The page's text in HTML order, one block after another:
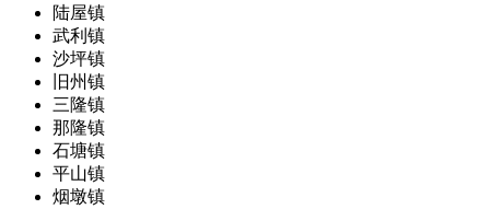
陆屋镇
武利镇
沙坪镇
旧州镇
三隆镇
那隆镇
石塘镇
平山镇
烟墩镇